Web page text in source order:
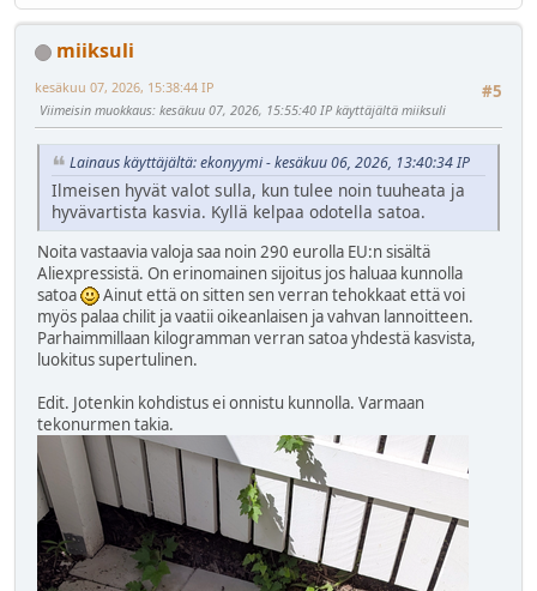
miiksuli
#5
kesäkuu 07, 2026, 15:38:44 IP
Viimeisin muokkaus: kesäkuu 07, 2026, 15:55:40 IP käyttäjältä miiksuli
Lainaus käyttäjältä: ekonyymi - kesäkuu 06, 2026, 13:40:34 IP
Ilmeisen hyvät valot sulla, kun tulee noin tuuheata ja
hyvävartista kasvia. Kyllä kelpaa odotella satoa.
Noita vastaavia valoja saa noin 290 eurolla EU:n sisältä
Aliexpressistä. On erinomainen sijoitus jos haluaa kunnolla
satoa
Ainut että on sitten sen verran tehokkaat että voi
myös palaa chilit ja vaatii oikeanlaisen ja vahvan lannoitteen.
Parhaimmillaan kilogramman verran satoa yhdestä kasvista,
luokitus supertulinen.
Edit. Jotenkin kohdistus ei onnistu kunnolla. Varmaan
tekonurmen takia.